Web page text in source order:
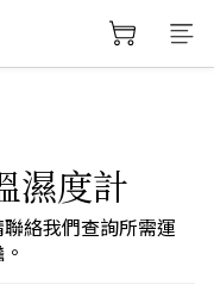
濕度計
絡我們查詢所需運